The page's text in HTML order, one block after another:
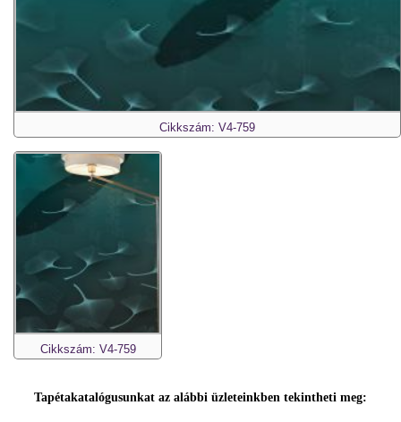
Cikkszám: V4-759
Cikkszám: V4-759
Tapétakatalógusunkat az alábbi üzleteinkben tekintheti meg: